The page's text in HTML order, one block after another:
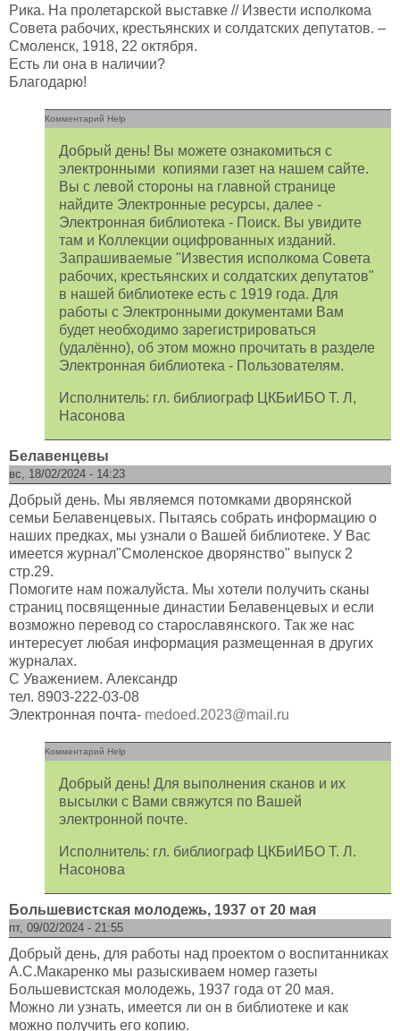
Рика. На пролетарской выставке // Извести исполкома
Совета рабочих, крестьянских и солдатских депутатов. –
Смоленск, 1918, 22 октября.
Есть ли она в наличии?
Благодарю!
Комментарий Help
Добрый день! Вы можете ознакомиться с
электронными копиями газет на нашем сайте.
Вы с левой стороны на главной странице
найдите Электронные ресурсы, далее -
Электронная библиотека - Поиск. Вы увидите
там и Коллекции оцифрованных изданий.
Запрашиваемые "Известия исполкома Совета
рабочих, крестьянских и солдатских депутатов"
в нашей библиотеке есть с 1919 года. Для
работы с Электронными документами Вам
будет необходимо зарегистрироваться
(удалённо), об этом можно прочитать в разделе
Электронная библиотека - Пользователям.
Исполнитель: гл. библиограф ЦКБиИБО Т. Л,
Насонова
Белавенцевы
вс, 18/02/2024 - 14:23
Добрый день. Мы являемся потомками дворянской
семьи Белавенцевых. Пытаясь собрать информацию о
наших предках, мы узнали о Вашей библиотеке. У Вас
имеется журнал"Смоленское дворянство" выпуск 2
стр.29.
Помогите нам пожалуйста. Мы хотели получить сканы
страниц посвященные династии Белавенцевых и если
возможно перевод со старославянского. Так же нас
интересует любая информация размещенная в других
журналах.
С Уважением. Александр
тел. 8903-222-03-08
Электронная почта- medoed.2023@mail.ru
Комментарий Help
Добрый день! Для выполнения сканов и их
высылки с Вами свяжутся по Вашей
электронной почте.
Исполнитель: гл. библиограф ЦКБиИБО Т. Л.
Насонова
Большевистская молодежь, 1937 от 20 мая
пт, 09/02/2024 - 21:55
Добрый день, для работы над проектом о воспитанниках
А.С.Макаренко мы разыскиваем номер газеты
Большевистская молодежь, 1937 года от 20 мая.
Можно ли узнать, имеется ли он в библиотеке и как
можно получить его копию.